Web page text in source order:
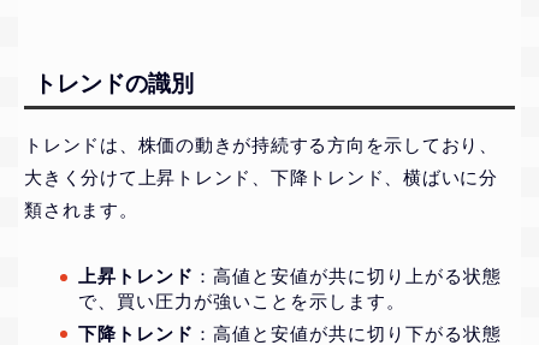
トレンドの識別
トレンドは、株価の動きが持続する方向を示しており、
大きく分けて上昇トレンド、下降トレンド、横ばいに分
類されます。
上昇トレンド ：高値と安値が共に切り上がる状態
で、買い圧力が強いことを示します。
下降トレンド ：高値と安値が共に切り下がる状態